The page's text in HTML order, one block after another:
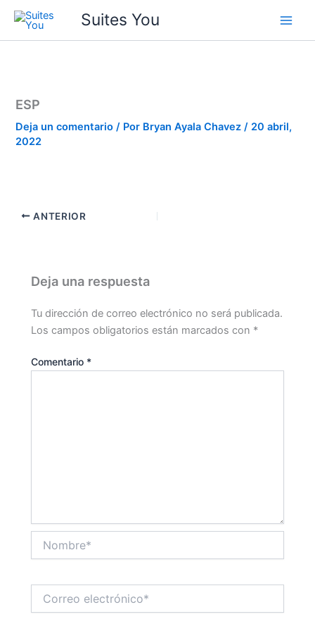
contenido
contenido
Suites You
ESP
Deja un comentario / Por Bryan Ayala Chavez/ 20 abril,
2022
ANTERIOR
Deja una respuesta
Tu dirección de correo electrónico no será publicada.
Los campos obligatorios están marcados con *
Comentario *
electrónico*